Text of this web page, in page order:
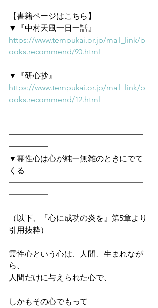
【書籍ページはこちら】
▼『中村天風一日一話』
https://www.tempukai.or.jp/mail_link/b
ooks.recommend/90.html
▼『研心抄』
https://www.tempukai.or.jp/mail_link/b
ooks.recommend/12.html
━━━━━━━━━━━━━━━━━
━━━━━
▼霊性心は心が純一無雑のときにでて
くる
━━━━━━━━━━━━━━━━━
━━━━━
（以下、『心に成功の炎を』第5章より
引用抜粋）
霊性心という心は、人間、生まれなが
ら、
人間だけに与えられた心で、
しかもその心でもって